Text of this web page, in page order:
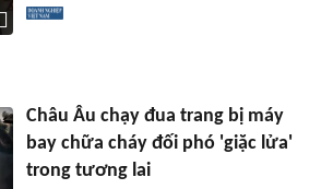
Châu Âu chạy đua trang bị máy
bay chữa cháy đối phó 'giặc lửa'
trong tương lai